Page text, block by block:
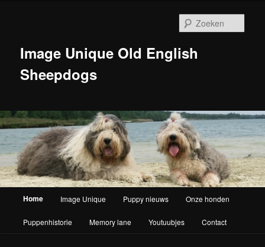
Image Unique Old English
Sheepdogs
Hoofdmenu
Spring naar de primaire inhoud
Home Image Unique Puppy nieuws Onze honden
Puppenhistorie Memory lane Youtuubjes Contact